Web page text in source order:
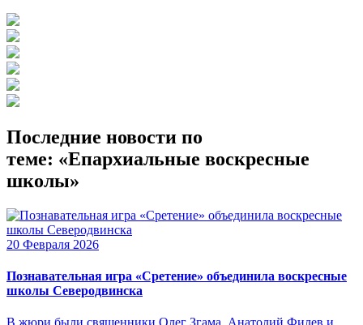
Последние новости по
теме: «Епархиальные воскресные
школы»
20 Февраля 2026
Познавательная игра «Сретение» объединила воскресные
школы Северодвинска